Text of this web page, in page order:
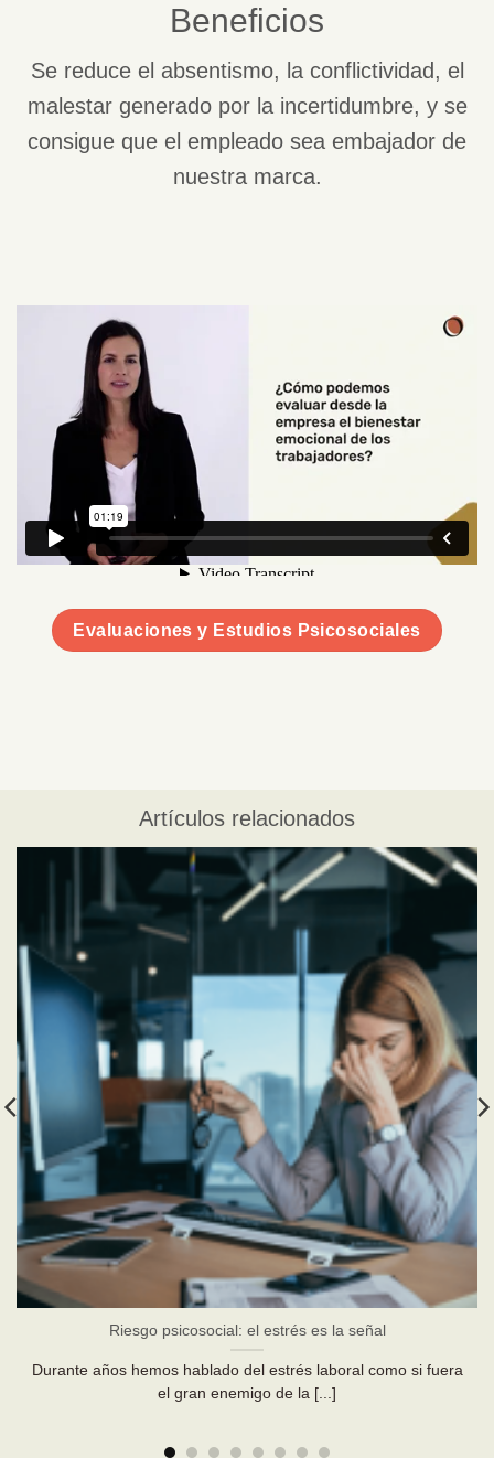
Beneficios
Se reduce el absentismo, la conflictividad, el
malestar generado por la incertidumbre, y se
consigue que el empleado sea embajador de
nuestra marca.
Evaluaciones y Estudios Psicosociales
Artículos relacionados
Riesgo psicosocial: el estrés es la señal
Durante años hemos hablado del estrés laboral como si fuera
el gran enemigo de la [...]